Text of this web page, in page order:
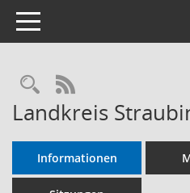
Toggle navigation
RSS-Feed
Landkreis
Informationen